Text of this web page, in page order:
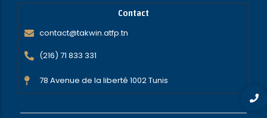
Contact
contact@takwin.atfp.tn
(216) 71 833 331
78 Avenue de la liberté 1002 Tunis